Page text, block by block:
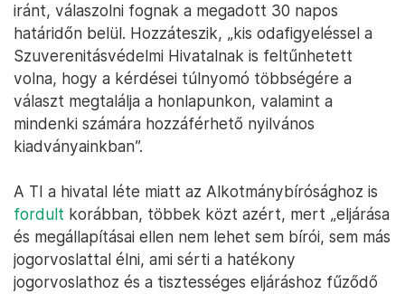
iránt, válaszolni fognak a megadott 30 napos
határidőn belül. Hozzáteszik, „kis odafigyeléssel a
Szuverenitásvédelmi Hivatalnak is feltűnhetett
volna, hogy a kérdései túlnyomó többségére a
választ megtalálja a honlapunkon, valamint a
mindenki számára hozzáférhető nyilvános
kiadványainkban”.
A TI a hivatal léte miatt az Alkotmánybírósághoz is
fordult korábban, többek közt azért, mert „eljárása
és megállapításai ellen nem lehet sem bírói, sem más
jogorvoslattal élni, ami sérti a hatékony
jogorvoslathoz és a tisztességes eljáráshoz fűződő